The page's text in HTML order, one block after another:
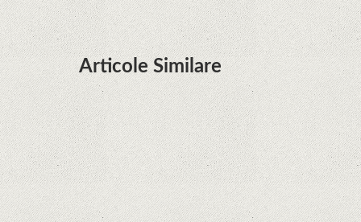
Articole Similare